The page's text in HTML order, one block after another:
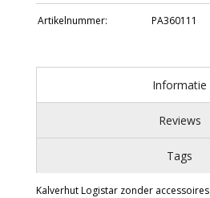
Artikelnummer: PA360111
Informatie
Reviews
Tags
Kalverhut Logistar zonder accessoires